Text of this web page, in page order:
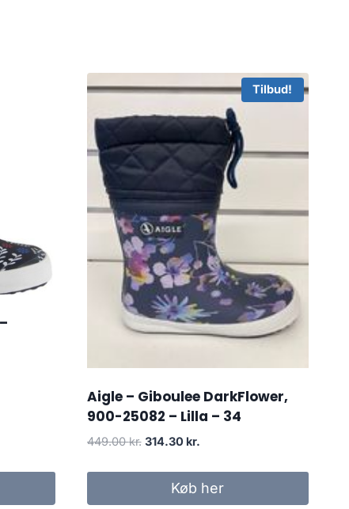
Tilbud!
Aigle – Giboulee DarkFlower,
900-25082 – Lilla – 34
449.00kr. Den
314.30 kr.
er:
Køb her